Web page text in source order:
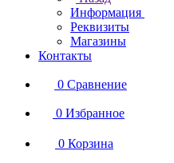
Информация
Реквизиты
Магазины
Контакты
0 Сравнение
0 Избранное
0 Корзина